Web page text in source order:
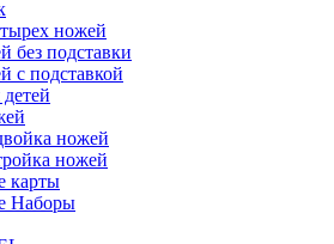
ножей
без подставки
с подставкой
ножей
ножей
карты
Наборы